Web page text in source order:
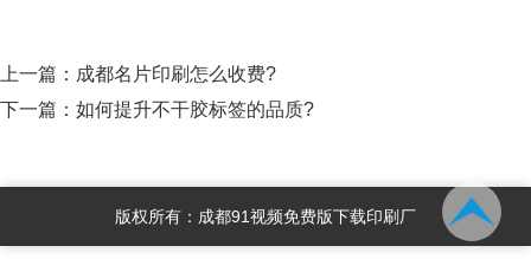
上一篇： 成都名片印刷怎么收费?
下一篇： 如何提升不干胶标签的品质?
版权所有：成都91视频免费版下载印刷厂